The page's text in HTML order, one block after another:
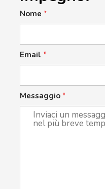
Nome *
Email *
Messaggio *